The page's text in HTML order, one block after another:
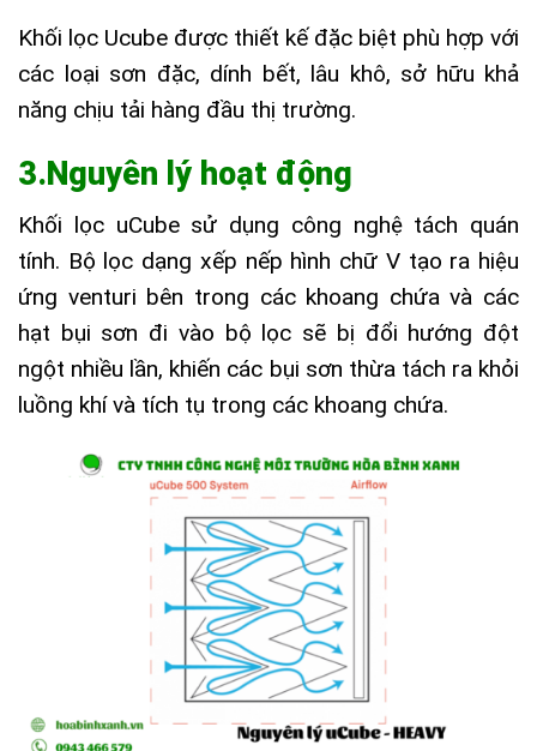
Khối lọc Ucube được thiết kế đặc biệt phù hợp với
các loại sơn đặc, dính bết, lâu khô, sở hữu khả
năng chịu tải hàng đầu thị trường.
3.Nguyên lý hoạt động
Khối lọc uCube sử dụng công nghệ tách quán
tính. Bộ lọc dạng xếp nếp hình chữ V tạo ra hiệu
ứng venturi bên trong các khoang chứa và các
hạt bụi sơn đi vào bộ lọc sẽ bị đổi hướng đột
ngột nhiều lần, khiến các bụi sơn thừa tách ra khỏi
luồng khí và tích tụ trong các khoang chứa.